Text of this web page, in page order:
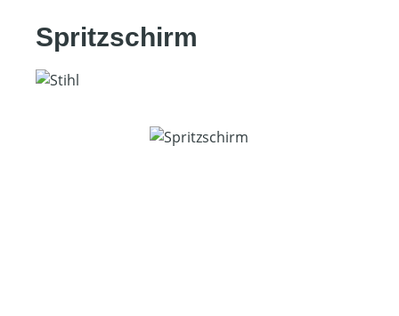
Spritzschirm
Bildergalerie überspringen